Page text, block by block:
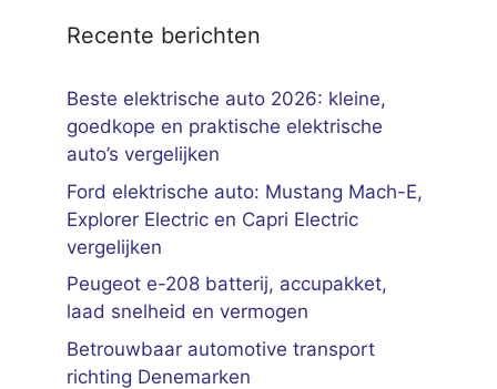
Recente berichten
Beste elektrische auto 2026: kleine,
goedkope en praktische elektrische
auto’s vergelijken
Ford elektrische auto: Mustang Mach-E,
Explorer Electric en Capri Electric
vergelijken
Peugeot e-208 batterij, accupakket,
laad snelheid en vermogen
Betrouwbaar automotive transport
richting Denemarken